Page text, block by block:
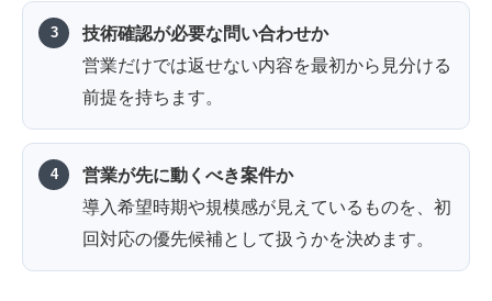
技術確認が必要な問い合わせか
営業だけでは返せない内容を最初から見分ける
前提を持ちます。
営業が先に動くべき案件か
導入希望時期や規模感が見えているものを、初
回対応の優先候補として扱うかを決めます。